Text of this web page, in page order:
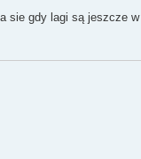
sie gdy lagi są jeszcze